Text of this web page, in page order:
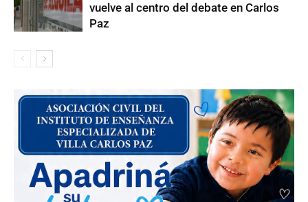
vuelve al centro del debate en Carlos
Paz